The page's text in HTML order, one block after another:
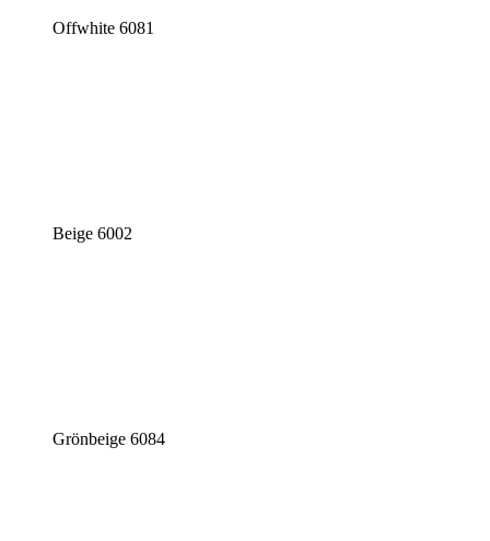
Offwhite 6081
Beige 6002
Grönbeige 6084